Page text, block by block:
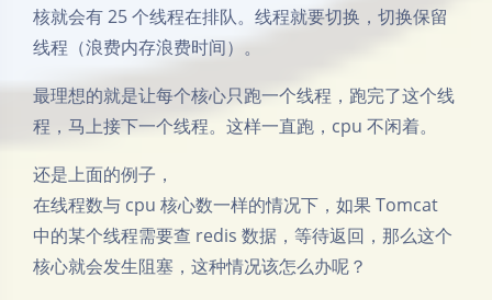
核就会有 25 个线程在排队。线程就要切换，切换保留
线程（浪费内存浪费时间）。
最理想的就是让每个核心只跑一个线程，跑完了这个线
程，马上接下一个线程。这样一直跑，cpu 不闲着。
还是上面的例子，
在线程数与 cpu 核心数一样的情况下，如果 Tomcat
中的某个线程需要查 redis 数据，等待返回，那么这个
核心就会发生阻塞，这种情况该怎么办呢？